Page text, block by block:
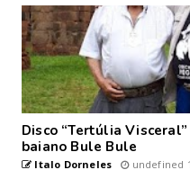
Disco “Tertúlia
baiano Bule Bule
Italo Dorneles undefined